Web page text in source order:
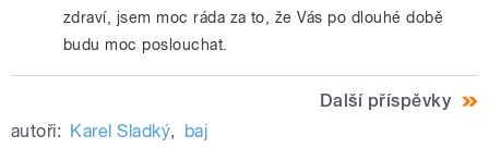
zdraví, jsem moc ráda za to, že Vás po dlouhé době
budu moc poslouchat.
Další příspěvky
autoři: Karel Sladký, baj